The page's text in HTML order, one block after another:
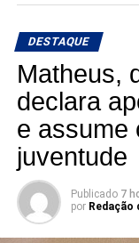
DESTAQUE
Matheus,
declara
e assume
juventude
Publicado 7
por Redação